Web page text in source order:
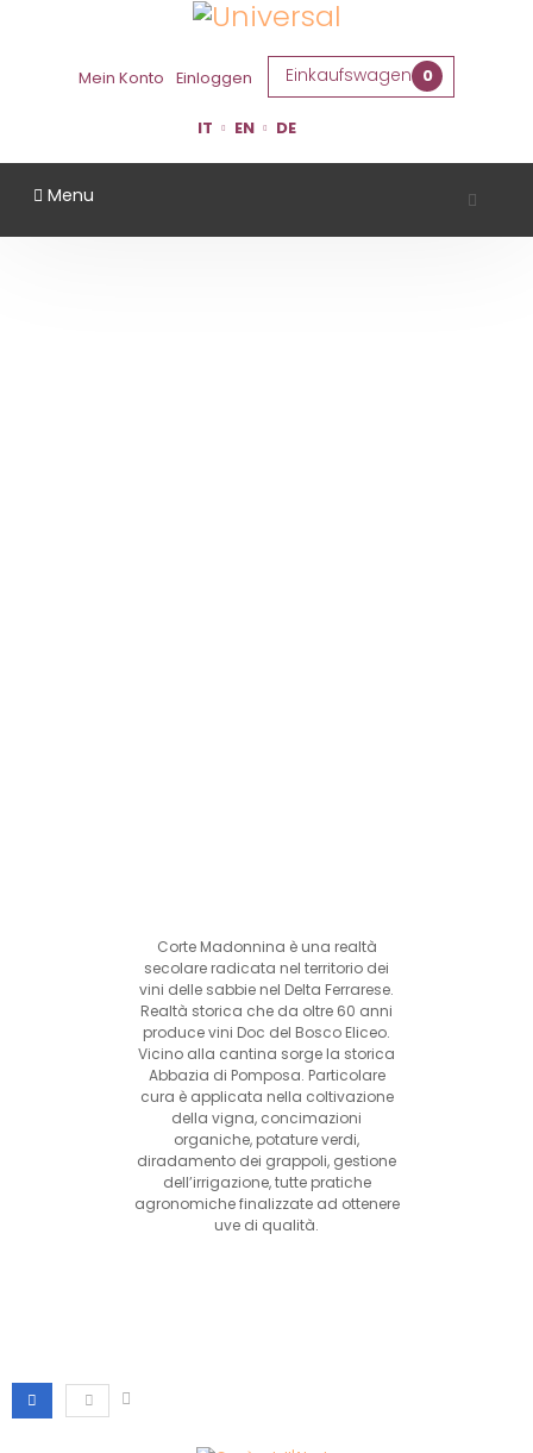
Mein Konto Einloggen Einkaufswagen 0
IT EN DE
Menu
Corte Madonnina è una realtà
secolare radicata nel territorio dei
vini delle sabbie nel Delta Ferrarese.
Realtà storica che da oltre 60 anni
produce vini Doc del Bosco Eliceo.
Vicino alla cantina sorge la storica
Abbazia di Pomposa. Particolare
cura è applicata nella coltivazione
della vigna, concimazioni
organiche, potature verdi,
diradamento dei grappoli, gestione
dell’irrigazione, tutte pratiche
agronomiche finalizzate ad ottenere
uve di qualità.